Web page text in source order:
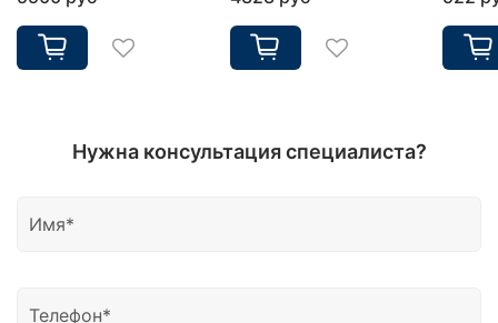
Нужна консультация специалиста?